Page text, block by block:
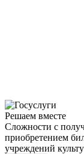
Решаем вместе
Сложности с
приобретением
учреждений